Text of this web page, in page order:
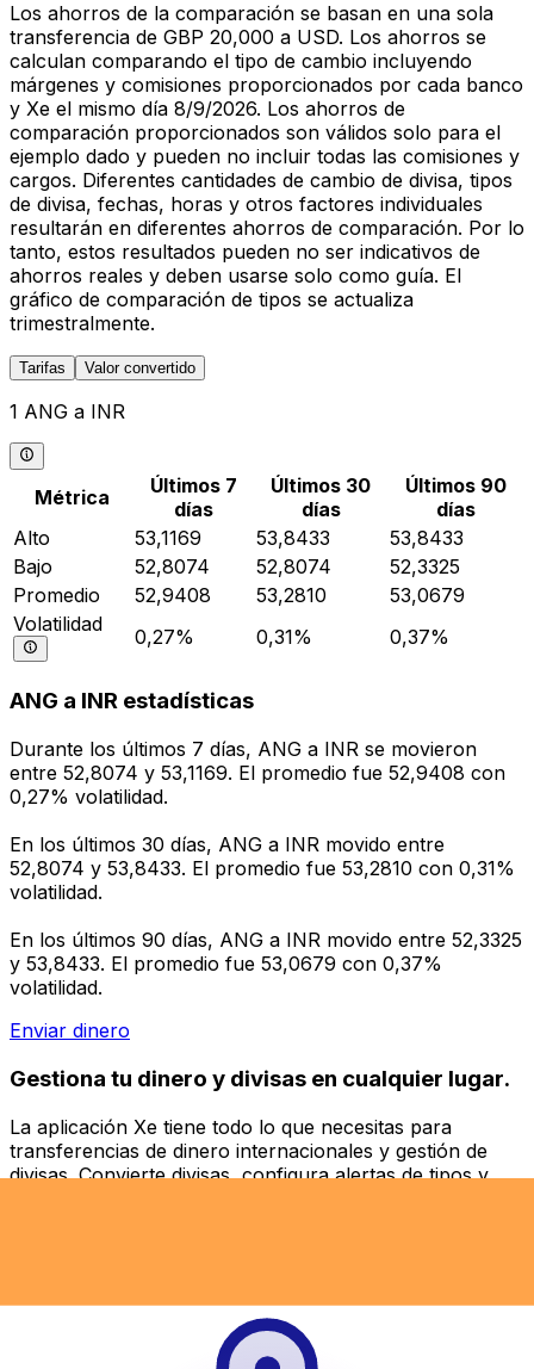
Los ahorros de la comparación se basan en una sola
transferencia de GBP 20,000 a USD. Los ahorros se
calculan comparando el tipo de cambio incluyendo
márgenes y comisiones proporcionados por cada banco
y Xe el mismo día 8/9/2026. Los ahorros de
comparación proporcionados son válidos solo para el
ejemplo dado y pueden no incluir todas las comisiones y
cargos. Diferentes cantidades de cambio de divisa, tipos
de divisa, fechas, horas y otros factores individuales
resultarán en diferentes ahorros de comparación. Por lo
tanto, estos resultados pueden no ser indicativos de
ahorros reales y deben usarse solo como guía. El
gráfico de comparación de tipos se actualiza
trimestralmente.
Tarifas Valor convertido
1 ANG a INR
Métrica
Últimos 7
días
Últimos 30
días
Últimos 90
días
Alto
53,1169 53,8433
53,8433
Bajo
52,8074 52,8074
52,3325
Promedio
52,9408 53,2810
53,0679
Volatilidad
0,27% 0,31% 0,37%
ANG a INR estadísticas
Durante los últimos 7 días, ANG a INR se movieron
entre 52,8074 y 53,1169. El promedio fue 52,9408 con
0,27% volatilidad.
En los últimos 30 días, ANG a INR movido entre
52,8074 y 53,8433. El promedio fue 53,2810 con 0,31%
volatilidad.
En los últimos 90 días, ANG a INR movido entre 52,3325
y 53,8433. El promedio fue 53,0679 con 0,37%
volatilidad.
Enviar dinero
Gestiona tu dinero y divisas en cualquier lugar.
La aplicación Xe tiene todo lo que necesitas para
transferencias de dinero internacionales y gestión de
divisas. Convierte divisas, configura alertas de tipos y